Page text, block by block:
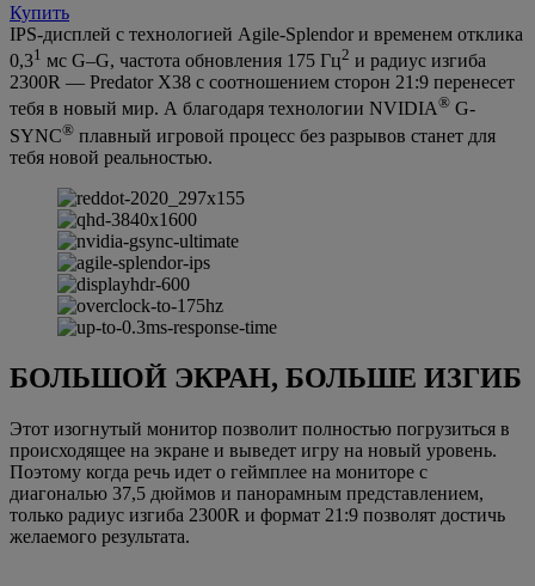
Купить
IPS-дисплей с технологией Agile-Splendor и временем отклика
0,31 мс G–G, частота обновления 175 Гц2 и радиус изгиба
2300R — Predator X38 с соотношением сторон 21:9 перенесет
тебя в новый мир. А благодаря технологии NVIDIA® G-
SYNC® плавный игровой процесс без разрывов станет для
тебя новой реальностью.
БОЛЬШОЙ ЭКРАН, БОЛЬШЕ ИЗГИБ
Этот изогнутый монитор позволит полностью погрузиться в
происходящее на экране и выведет игру на новый уровень.
Поэтому когда речь идет о геймплее на мониторе с
диагональю 37,5 дюймов и панорамным представлением,
только радиус изгиба 2300R и формат 21:9 позволят достичь
желаемого результата.